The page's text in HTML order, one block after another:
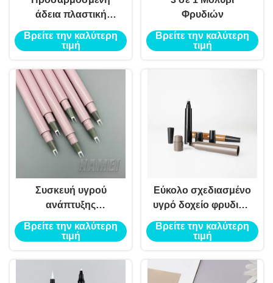
άδεια πλαστική
συσκευασία
καλλυντικών
Βρείτε την καλύτερη
τιμή
Φρυδιών
Βρείτε την καλύτερη
τιμή
Συσκευή υγρού
ανάπτυξης
βλεφαρίδων
Βρείτε την καλύτερη
τιμή
Εύκολο σχεδιασμένο
υγρό δοχείο φρυδιών
για μολύβι για τα
μάτια
Βρείτε την καλύτερη
τιμή